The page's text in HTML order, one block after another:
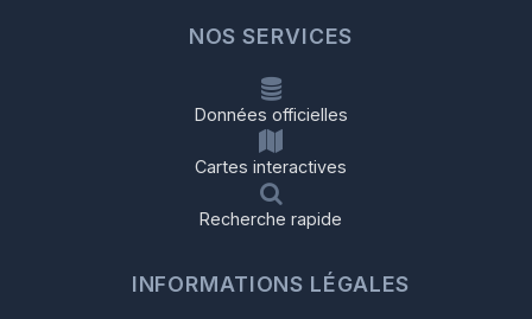
NOS SERVICES
Données officielles
Cartes interactives
Recherche rapide
INFORMATIONS LÉGALES